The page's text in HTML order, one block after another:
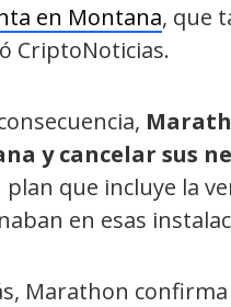
en Montana, que
CriptoNoticias.
y cancelar sus
plan que incluye la
en esas
Marathon